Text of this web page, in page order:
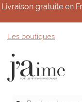
Livraison gratuite en
Les boutiques